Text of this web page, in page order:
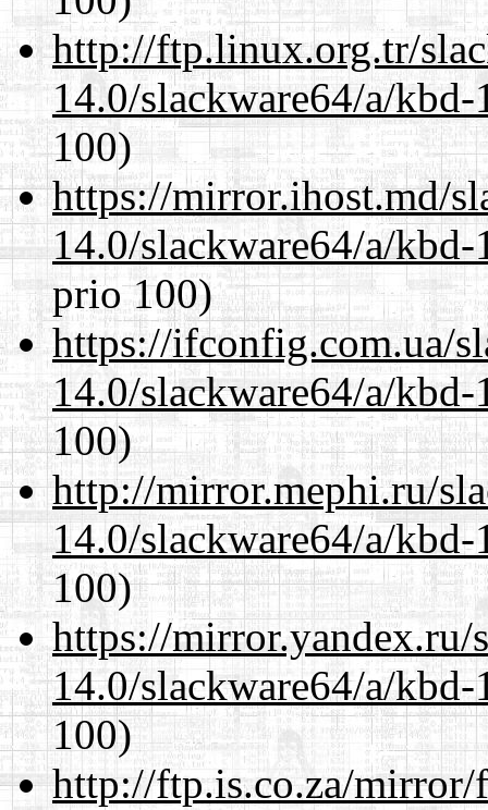
http://ftp.linux.org.tr/
14.0/slackware64/a/
100)
https://mirror.ihost.md/
14.0/slackware64/a/
prio 100)
https://ifconfig.com.ua/
14.0/slackware64/a/
100)
http://mirror.mephi.ru/
14.0/slackware64/a/
100)
https://mirror.yandex.ru/
14.0/slackware64/a/
100)
http://ftp.is.co.za/mirror/